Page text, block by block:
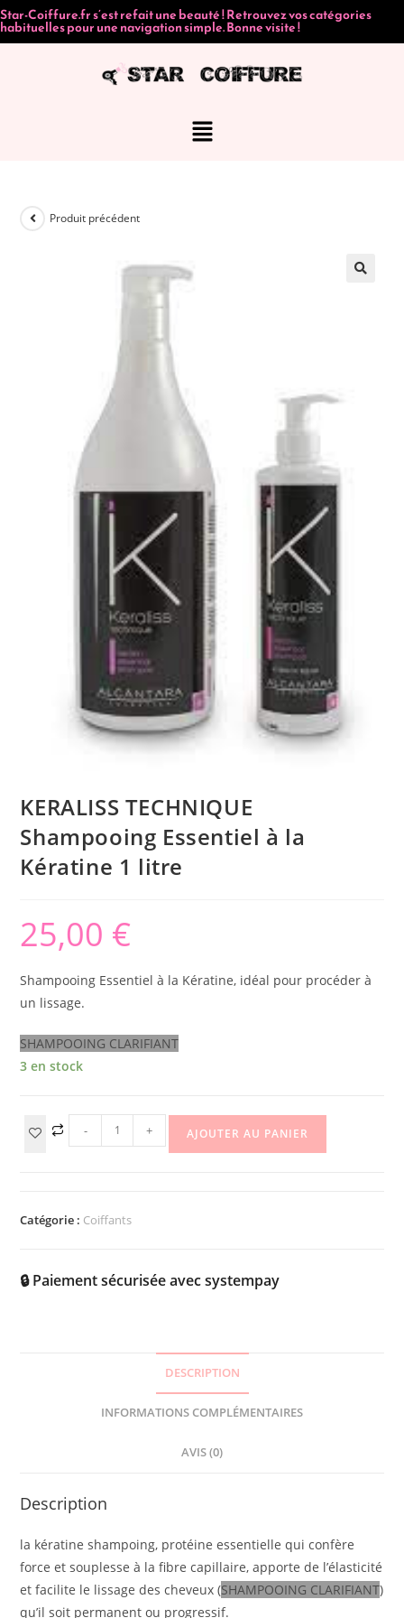
Star-Coiffure.fr s’est refait une beauté ! Retrouvez vos catégories
habituelles pour une navigation simple. Bonne visite !
Produit précédent
KERALISS TECHNIQUE
Shampooing Essentiel à la
Kératine 1 litre
25,00 €
Shampooing Essentiel à la Kératine, idéal pour procéder à
un lissage.
SHAMPOOING CLARIFIANT
3 en stock
- + AJOUTER AU PANIER
Catégorie : Coiffants
🔒 Paiement sécurisée avec systempay
DESCRIPTION
INFORMATIONS COMPLÉMENTAIRES
AVIS (0)
Description
la kératine shampoing, protéine essentielle qui confère
force et souplesse à la fibre capillaire, apporte de l’élasticité
et facilite le lissage des cheveux (SHAMPOOING CLARIFIANT)
qu’il soit permanent ou progressif.